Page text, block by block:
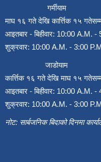
गर्मीयाम
माघ १६ गते देखि कार्त्तिक १५
आइतबार - बिहीवार: 10:00 A.M. -
शुक्रवार: 10:00 A.M. - 3:00
जाडोयाम
कार्त्तिक १६ गते देखि माघ १५
आइतबार - बिहीवार: 10:00 A.M. -
शुक्रवार: 10:00 A.M. - 3:00
नोट: सार्बजनिक बिदाको दिनमा